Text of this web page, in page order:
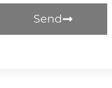
Send